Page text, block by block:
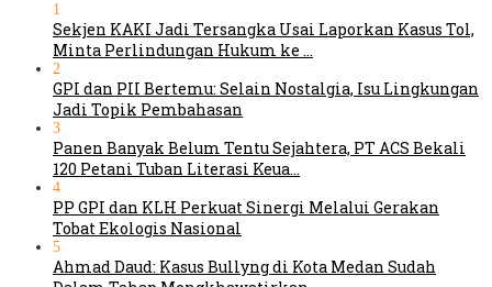
1
Sekjen KAKI Jadi Tersangka Usai Laporkan Kasus Tol,
Minta Perlindungan Hukum ke …
2
GPI dan PII Bertemu: Selain Nostalgia, Isu Lingkungan
Jadi Topik Pembahasan
3
Panen Banyak Belum Tentu Sejahtera, PT ACS Bekali
120 Petani Tuban Literasi Keua…
4
PP GPI dan KLH Perkuat Sinergi Melalui Gerakan
Tobat Ekologis Nasional
5
Ahmad Daud: Kasus Bullyng di Kota Medan Sudah